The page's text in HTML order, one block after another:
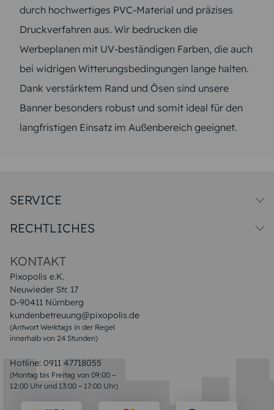
durch hochwertiges PVC-Material und präzises
Druckverfahren aus. Wir bedrucken die
Werbeplanen mit UV-beständigen Farben, die auch
bei widrigen Witterungsbedingungen lange halten.
Dank verstärktem Rand und Ösen sind unsere
Banner besonders robust und somit ideal für den
langfristigen Einsatz im Außenbereich geeignet.
KONTAKT
Pixopolis e.K.
Neuwieder Str. 17
D-90411 Nürnberg
kundenbetreuung@pixopolis.de
(Antwort Werktags in der Regel
innerhalb von 24 Stunden)
Hotline: 0911 47718055
(Montag bis Freitag von 09:00 –
12:00 Uhr und 13:00 – 17:00 Uhr)
SERVICE
Druck & Qualitat
RECHTLICHES
Impressum & AGB